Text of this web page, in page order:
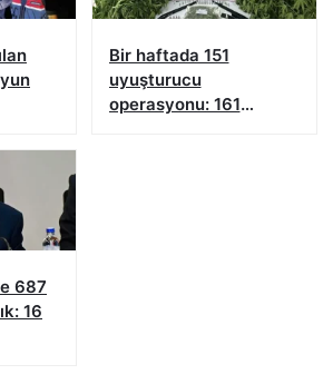
Bir haftada 151
uyuşturucu
operasyonu: 161
687
16